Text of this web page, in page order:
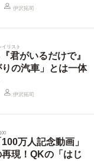
伊沢拓司
リスト
君がいるだけで』
の汽車」とは一体
伊沢拓司
万人記念動画」
現！QKの「はじ